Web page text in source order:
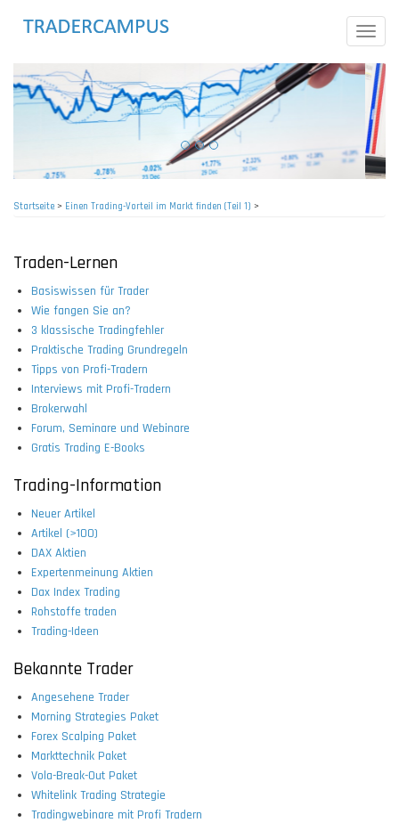
Toggle
Startseite> Einen Trading-Vorteil im Markt finden (Teil 1) >
Traden-Lernen
Basiswissen für Trader
Wie fangen Sie an?
3 klassische Tradingfehler
Praktische Trading Grundregeln
Tipps von Profi-Tradern
Interviews mit Profi-Tradern
Brokerwahl
Forum, Seminare und Webinare
Gratis Trading E-Books
Trading-Information
Neuer Artikel
Artikel (>100)
DAX Aktien
Expertenmeinung Aktien
Dax Index Trading
Rohstoffe traden
Trading-Ideen
Bekannte Trader
Angesehene Trader
Morning Strategies Paket
Forex Scalping Paket
Markttechnik Paket
Vola-Break-Out Paket
Whitelink Trading Strategie
Tradingwebinare mit Profi Tradern